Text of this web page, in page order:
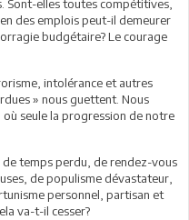
Sont-elles toutes compétitives,
des emplois peut-il demeurer
budgétaire? Le courage
intolérance et autres
» nous guettent. Nous
où seule la progression de notre
temps perdu, de rendez-vous
de populisme dévastateur,
personnel, partisan et
va-t-il cesser?